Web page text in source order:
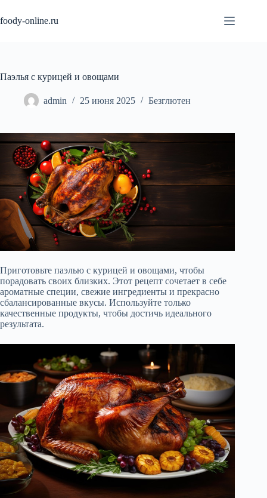
к
сути
foody-online.ru
Паэлья с курицей и овощами
admin 25 июня 2025 Безглютен
Приготовьте паэлью с курицей и овощами, чтобы
порадовать своих близких. Этот рецепт сочетает в себе
ароматные специи, свежие ингредиенты и прекрасно
сбалансированные вкусы. Используйте только
качественные продукты, чтобы достичь идеального
результата.